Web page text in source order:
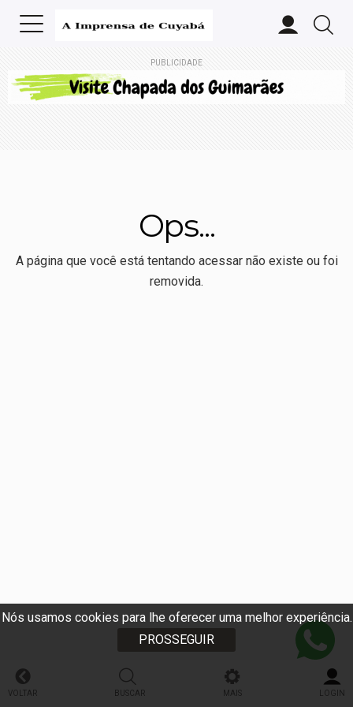
Nós usamos cookies para lhe oferecer uma melhor experiência.
PROSSEGUIR
PUBLICIDADE
Ops...
A página que você está tentando acessar não existe ou foi
removida.
VOLTAR BUSCAR MAIS LOGIN